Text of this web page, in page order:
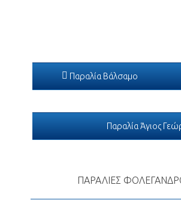
Παραλία Βάλσαμο
Παραλία Άγιος
ΠΑΡΑΛΙΕΣ